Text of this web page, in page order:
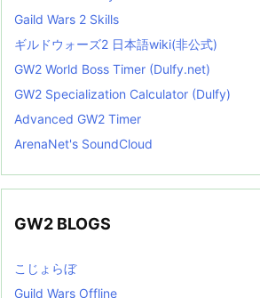
Gaild Wars 2 Skills
ギルドウォーズ2 日本語wiki(非公式)
GW2 World Boss Timer (Dulfy.net)
GW2 Specialization Calculator (Dulfy)
Advanced GW2 Timer
ArenaNet's SoundCloud
GW2 BLOGS
こじょらぼ
Guild Wars Offline